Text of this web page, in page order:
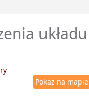
układu
Pokaż na mapie